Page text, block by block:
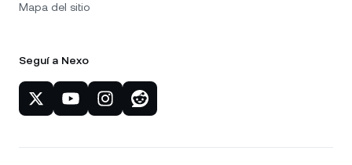
Mapa del sitio
Seguí a Nexo